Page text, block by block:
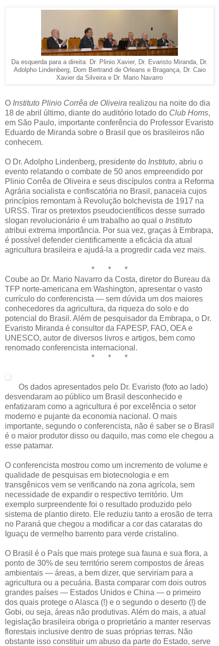
Da esquerda para a direita: Dr. Plinio Xavier, Dr. Evaristo Miranda, Dr.
Adolpho Lindenberg, Dom Bertrand de Orleans e Bragança, Dr. Caio
Xavier da Silveira e Dr. Mario Navarro
O Instituto Plinio Corrêa de Oliveira realizou na noite do dia
18 de abril último, diante do auditório lotado do Club Homs,
em São Paulo, importante conferência do Professor Evaristo
Eduardo de Miranda sobre o Brasil que os brasileiros não
conhecem.
O Dr. Adolpho Lindenberg, presidente do Instituto, abriu o
evento relatando o combate de 50 anos empreendido por
Plinio Corrêa de Oliveira e seus discípulos contra a Reforma
Agrária socialista e confiscatória no Brasil, panaceia cujos
princípios remontam à Revolução bolchevista de 1917 na
URSS. Tirar os pretextos pseudocientíficos desse surrado
slogan revolucionário é um trabalho ao qual o Instituto
atribui extrema importância. Por sua vez, graças à Embrapa,
é possível defender cientificamente a eficácia da atual
agricultura brasileira e ajudá-la a progredir cada vez mais.
* * *
Coube ao Dr. Mario Navarro da Costa, diretor do Bureau da
TFP norte-americana em Washington, apresentar o vasto
currículo do conferencista — sem dúvida um dos maiores
conhecedores da agricultura, da riqueza do solo e do
potencial do Brasil. Além de pesquisador da Embrapa, o Dr.
Evaristo Miranda é consultor da FAPESP, FAO, OEA e
UNESCO, autor de diversos livros e artigos, bem como
renomado conferencista internacional.
* * *
Os dados apresentados pelo Dr. Evaristo (foto ao lado)
desvendaram ao público um Brasil desconhecido e
enfatizaram como a agricultura é por excelência o setor
moderno e pujante da economia nacional. O mais
importante, segundo o conferencista, não é saber se o Brasil
é o maior produtor disso ou daquilo, mas como ele chegou a
esse patamar.
O conferencista mostrou como um incremento de volume e
qualidade de pesquisas em biotecnologia e em
transgênicos vem se verificando na zona agrícola, sem
necessidade de expandir o respectivo território. Um
exemplo surpreendente foi o resultado produzido pelo
sistema de plantio direto. Ele reduziu tanto a erosão de terra
no Paraná que chegou a modificar a cor das cataratas do
Iguaçu de vermelho barrento para verde cristalino.
O Brasil é o País que mais protege sua fauna e sua flora, a
ponto de 30% de seu território serem compostos de áreas
ambientais — áreas, a bem dizer, que serviriam para a
agricultura ou a pecuária. Basta comparar com dois outros
grandes países — Estados Unidos e China — o primeiro
dos quais protege o Alasca (!) e o segundo o deserto (!) de
Gobi, ou seja, áreas não produtivas. Além do mais, a atual
legislação brasileira obriga o proprietário a manter reservas
florestais inclusive dentro de suas próprias terras. Não
obstante isso constituir um abuso da parte do Estado, serve